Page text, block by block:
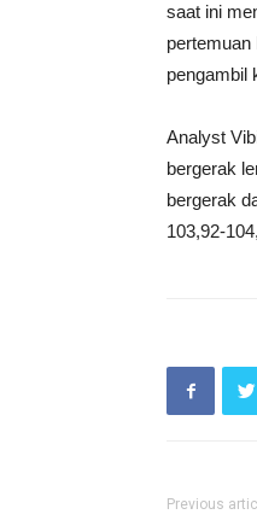
saat ini
pertemuan
pengambil
Analyst
bergerak
bergerak
103,92-
Previous